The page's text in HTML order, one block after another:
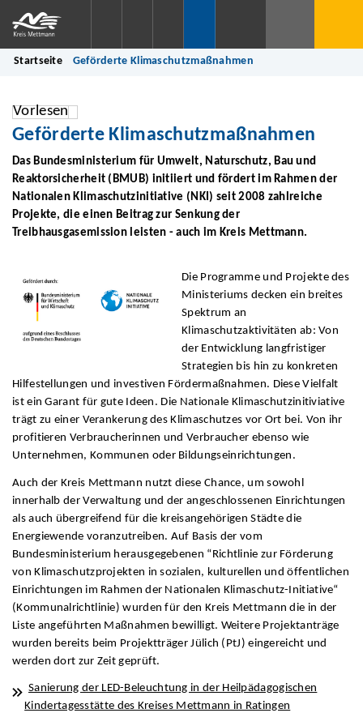
Startseite Geförderte Klimaschutzmaßnahmen
Vorlesen
Geförderte Klimaschutzmaßnahmen
Das Bundesministerium für Umwelt, Naturschutz, Bau und
Reaktorsicherheit (BMUB) initiiert und fördert im Rahmen der
Nationalen Klimaschutzinitiative (NKI) seit 2008 zahlreiche
Projekte, die einen Beitrag zur Senkung der
Treibhausgasemission leisten - auch im Kreis Mettmann.
Die Programme und Projekte des
Ministeriums decken ein breites
Spektrum an
Klimaschutzaktivitäten ab: Von
der Entwicklung langfristiger
Strategien bis hin zu konkreten
Hilfestellungen und investiven Fördermaßnahmen. Diese Vielfalt
ist ein Garant für gute Ideen. Die Nationale Klimaschutzinitiviative
trägt zu einer Verankerung des Klimaschutzes vor Ort bei. Von ihr
profitieren Verbraucherinnen und Verbraucher ebenso wie
Unternehmen, Kommunen oder Bildungseinrichtungen.
Auch der Kreis Mettmann nutzt diese Chance, um sowohl
innerhalb der Verwaltung und der angeschlossenen Einrichtungen
als auch übergreifend für die kreisangehörigen Städte die
Energiewende voranzutreiben. Auf Basis der vom
Bundesministerium herausgegebenen “Richtlinie zur Förderung
von Klimaschutzprojekten in sozialen, kulturellen und öffentlichen
Einrichtungen im Rahmen der Nationalen Klimaschutz-Initiative“
(Kommunalrichtlinie) wurden für den Kreis Mettmann die in der
Liste angeführten Maßnahmen bewilligt. Weitere Projektanträge
wurden bereits beim Projektträger Jülich (PtJ) eingereicht und
werden dort zur Zeit geprüft.
Sanierung der LED-Beleuchtung in der Heilpädagogischen
Kindertagesstätte des Kreises Mettmann in Ratingen